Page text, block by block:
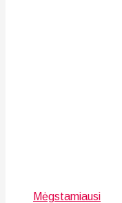
Mėgstamiausi